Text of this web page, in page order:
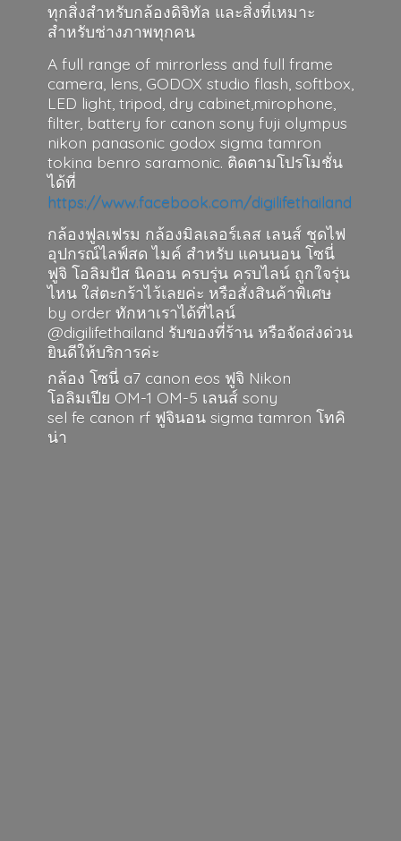
ทุกสิ่งสำหรับกล้องดิจิทัล และสิ่งที่เหมาะ
สำหรับช่างภาพทุกคน
A full range of mirrorless and full frame
camera, lens, GODOX studio flash, softbox,
LED light, tripod, dry cabinet,mirophone,
filter, battery for canon sony fuji olympus
nikon panasonic godox sigma tamron
tokina benro saramonic. ติดตามโปรโมชั่น
ได้ที่
https://www.facebook.com/digilifethailand
กล้องฟูลเฟรม กล้องมิลเลอร์เลส เลนส์ ชุดไฟ
อุปกรณ์ไลฟ์สด ไมค์ สำหรับ แคนนอน โซนี่
ฟูจิ โอลิมปัส นิคอน ครบรุ่น ครบไลน์ ถูกใจรุ่น
ไหน ใส่ตะกร้าไว้เลยค่ะ หรือสั่งสินค้าพิเศษ
by order ทักหาเราได้ที่ไลน์
@digilifethailand รับของที่ร้าน หรือจัดส่งด่วน
ยินดีให้บริการค่ะ
กล้อง โซนี่ a7 canon eos ฟูจิ Nikon
โอลิมเปีย OM-1 OM-5 เลนส์ sony
sel fe canon rf ฟูจินอน sigma tamron โทคิ
น่า